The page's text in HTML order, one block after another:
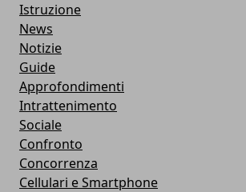
Istruzione
News
Notizie
Guide
Approfondimenti
Intrattenimento
Sociale
Confronto
Concorrenza
Cellulari e Smartphone